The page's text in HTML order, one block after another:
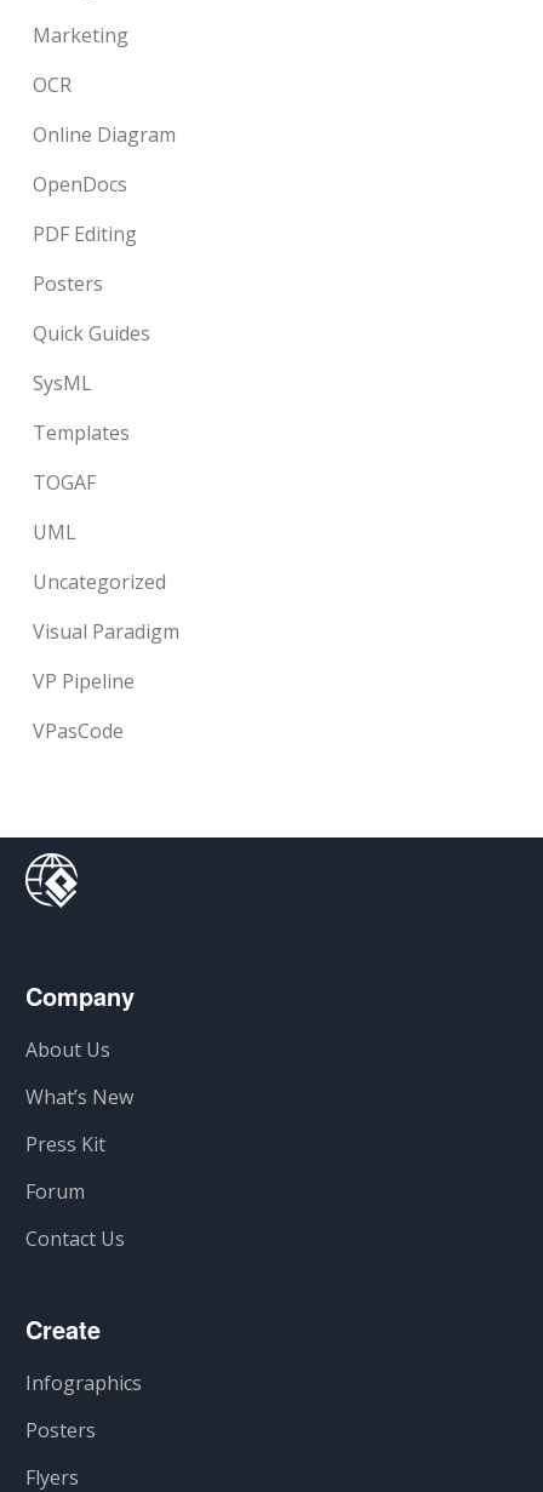
Marketing
OCR
Online Diagram
OpenDocs
PDF Editing
Posters
Quick Guides
SysML
Templates
TOGAF
UML
Uncategorized
Visual Paradigm
VP Pipeline
VPasCode
Company
About Us
What’s New
Press Kit
Forum
Contact Us
Create
Infographics
Posters
Flyers